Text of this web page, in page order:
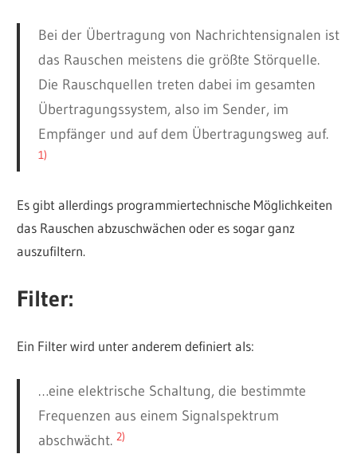
Bei der Übertragung von Nachrichtensignalen ist
das Rauschen meistens die größte Störquelle.
Die Rauschquellen treten dabei im gesamten
Übertragungssystem, also im Sender, im
Empfänger und auf dem Übertragungsweg auf.
1)
Es gibt allerdings programmiertechnische Möglichkeiten
das Rauschen abzuschwächen oder es sogar ganz
auszufiltern.
Filter:
Ein Filter wird unter anderem definiert als:
…eine elektrische Schaltung, die bestimmte
Frequenzen aus einem Signalspektrum
abschwächt. 2)